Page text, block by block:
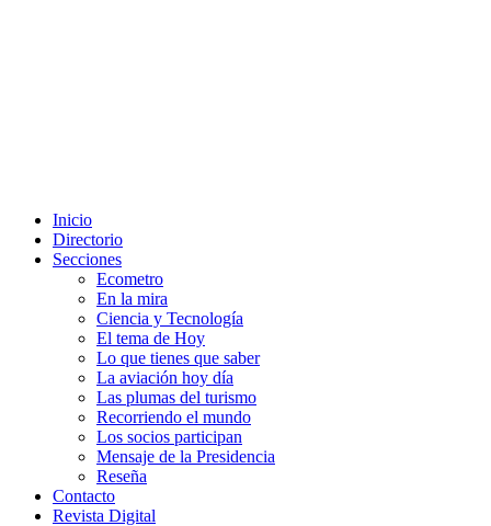
Inicio
Directorio
Secciones
Ecometro
En la mira
Ciencia y Tecnología
El tema de Hoy
Lo que tienes que saber
La aviación hoy día
Las plumas del turismo
Recorriendo el mundo
Los socios participan
Mensaje de la Presidencia
Reseña
Contacto
Revista Digital